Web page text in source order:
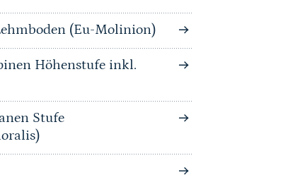
(Eu-Molinion)
Höhenstufe inkl.
Stufe